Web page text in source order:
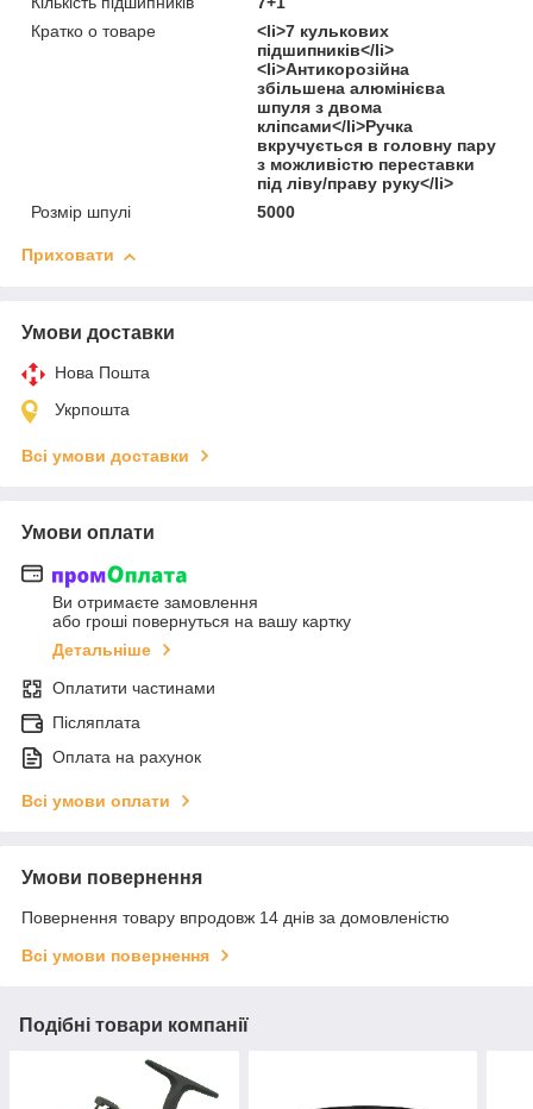
Кратко о товаре
<li>7 кулькових
підшипників</li>
<li>Антикорозійна
збільшена алюмінієва
шпуля з двома
кліпсами</li>Ручка
вкручується в головну пару
з можливістю переставки
під ліву/праву руку</li>
Розмір шпулі
5000
Приховати
Умови доставки
Нова Пошта
Укрпошта
Всі умови доставки
Умови оплати
Ви отримаєте замовлення
або гроші повернуться на вашу картку
Детальніше
Оплатити частинами
Післяплата
Оплата на рахунок
Всі умови оплати
Умови повернення
Повернення товару впродовж 14 днів за домовленістю
Всі умови повернення
Подібні товари компанії